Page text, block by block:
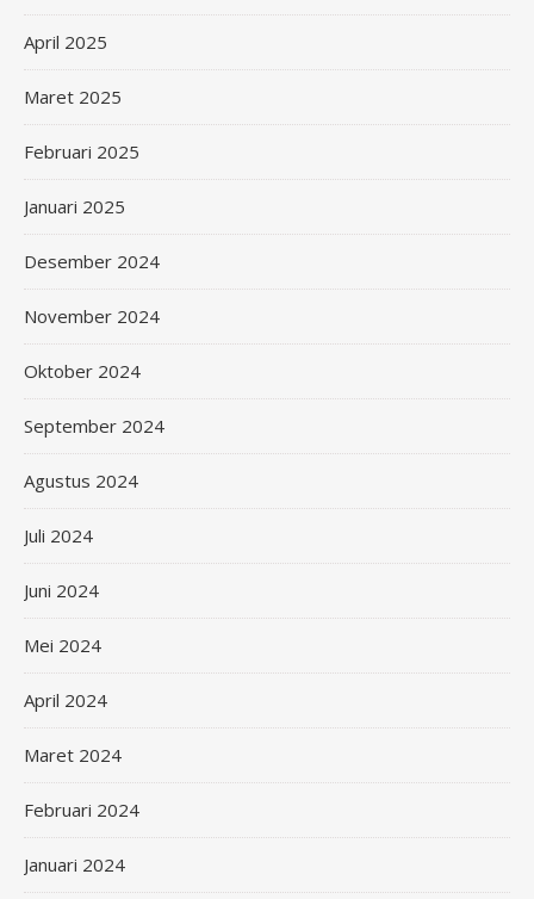
April 2025
Maret 2025
Februari 2025
Januari 2025
Desember 2024
November 2024
Oktober 2024
September 2024
Agustus 2024
Juli 2024
Juni 2024
Mei 2024
April 2024
Maret 2024
Februari 2024
Januari 2024